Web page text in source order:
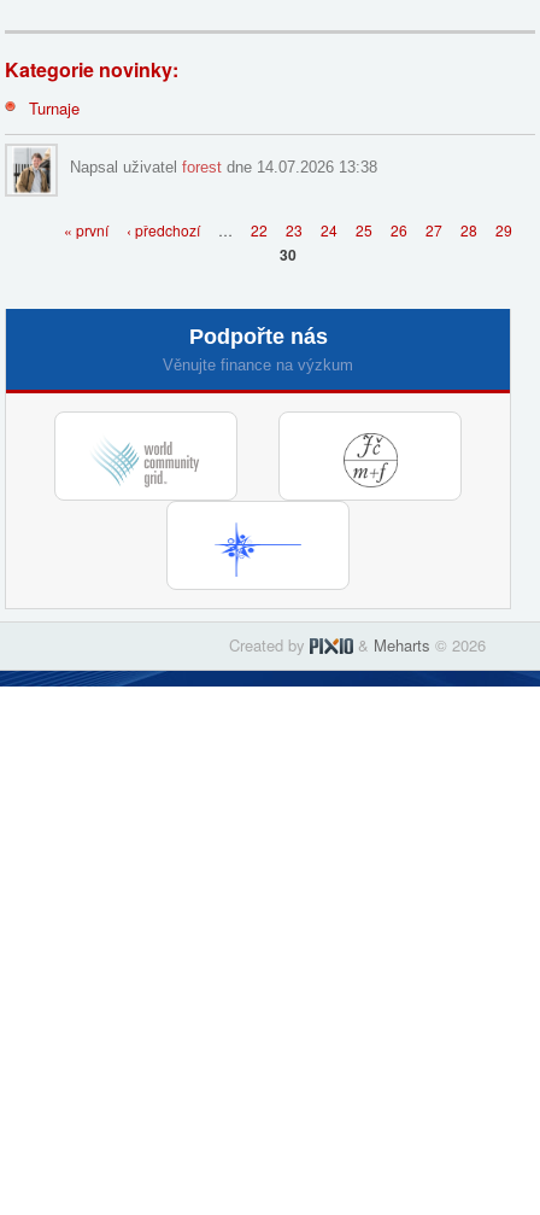
Kategorie novinky:
Turnaje
Napsal uživatelforest dne 14.07.2026 13:38
« první ‹ předchozí … 22 23 24 25 26 27 28 29
30
Podpořte nás
Věnujte finance na výzkum
Created by & Meharts © 2026